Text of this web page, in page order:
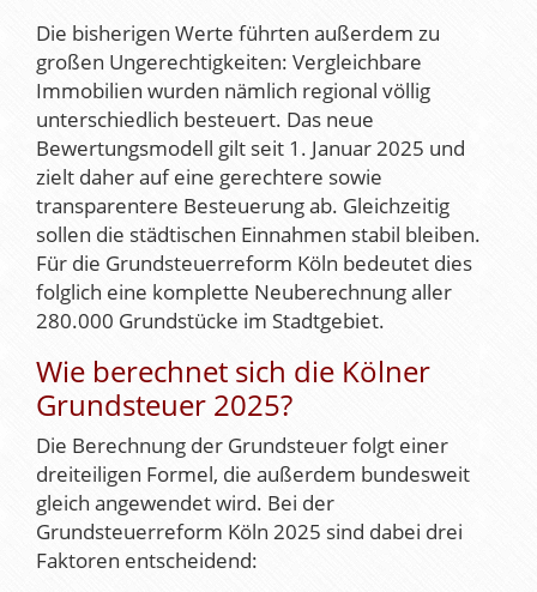
Die bisherigen Werte führten außerdem zu
großen Ungerechtigkeiten: Vergleichbare
Immobilien wurden nämlich regional völlig
unterschiedlich besteuert. Das neue
Bewertungsmodell gilt seit 1. Januar 2025 und
zielt daher auf eine gerechtere sowie
transparentere Besteuerung ab. Gleichzeitig
sollen die städtischen Einnahmen stabil bleiben.
Für die Grundsteuerreform Köln bedeutet dies
folglich eine komplette Neuberechnung aller
280.000 Grundstücke im Stadtgebiet.
Wie berechnet sich die Kölner
Grundsteuer 2025?
Die Berechnung der Grundsteuer folgt einer
dreiteiligen Formel, die außerdem bundesweit
gleich angewendet wird. Bei der
Grundsteuerreform Köln 2025 sind dabei drei
Faktoren entscheidend: